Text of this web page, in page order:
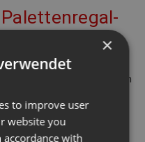
Palettenregale gibt es
einzuhalten. Viele davon
geregelt. Aber
eine bedeutende Rolle.
des Lagers: Wie hoch
die Produktvielfalt?
×
to improve user
website you
accordance with